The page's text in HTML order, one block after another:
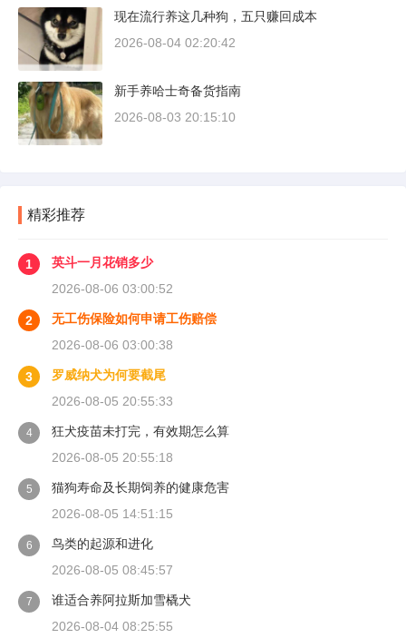
现在流行养这几种狗，五只赚回成本
2026-08-04 02:20:42
新手养哈士奇备货指南
2026-08-03 20:15:10
精彩推荐
1
英斗一月花销多少
2026-08-06 03:00:52
2
无工伤保险如何申请工伤赔偿
2026-08-06 03:00:38
3
罗威纳犬为何要截尾
2026-08-05 20:55:33
4
狂犬疫苗未打完，有效期怎么算
2026-08-05 20:55:18
5
猫狗寿命及长期饲养的健康危害
2026-08-05 14:51:15
6
鸟类的起源和进化
2026-08-05 08:45:57
7
谁适合养阿拉斯加雪橇犬
2026-08-04 08:25:55